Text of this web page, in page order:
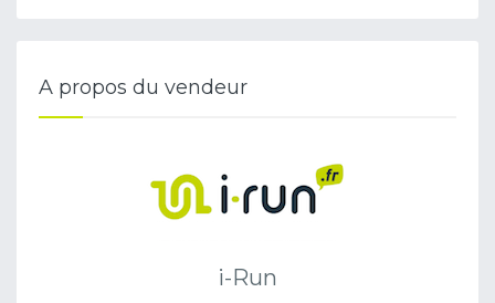
A propos du vendeur
i-Run